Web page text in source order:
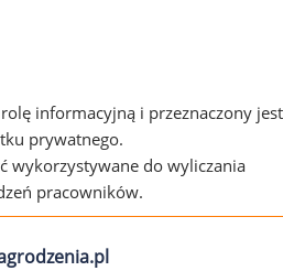
informacyjną i przeznaczony jest
prywatnego.
wykorzystywane do wyliczania
pracowników.